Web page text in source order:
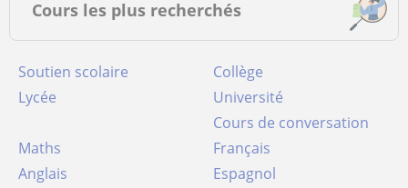
Cours les plus recherchés
Soutien scolaire
Collège
Lycée
Université
Cours de conversation
Maths
Français
Anglais
Espagnol